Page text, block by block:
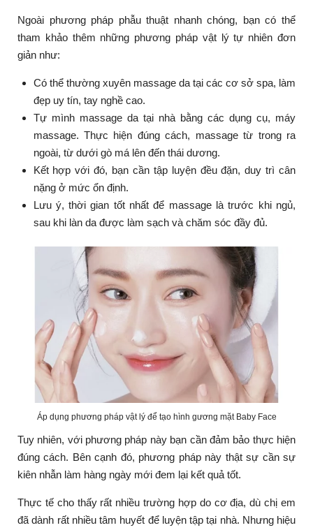
Ngoài phương pháp phẫu thuật nhanh chóng, bạn có thể
tham khảo thêm những phương pháp vật lý tự nhiên đơn
giản như:
Có thể thường xuyên massage da tại các cơ sở spa, làm
đẹp uy tín, tay nghề cao.
Tự mình massage da tại nhà bằng các dụng cụ, máy
massage. Thực hiện đúng cách, massage từ trong ra
ngoài, từ dưới gò má lên đến thái dương.
Kết hợp với đó, bạn cần tập luyện đều đặn, duy trì cân
nặng ở mức ổn định.
Lưu ý, thời gian tốt nhất để massage là trước khi ngủ,
sau khi làn da được làm sạch và chăm sóc đầy đủ.
Áp dụng phương pháp vật lý để tạo hình gương mặt Baby Face
Tuy nhiên, với phương pháp này bạn cần đảm bảo thực hiện
đúng cách. Bên cạnh đó, phương pháp này thật sự cần sự
kiên nhẫn làm hàng ngày mới đem lại kết quả tốt.
Thực tế cho thấy rất nhiều trường hợp do cơ địa, dù chị em
đã dành rất nhiều tâm huyết để luyện tập tại nhà. Nhưng hiệu